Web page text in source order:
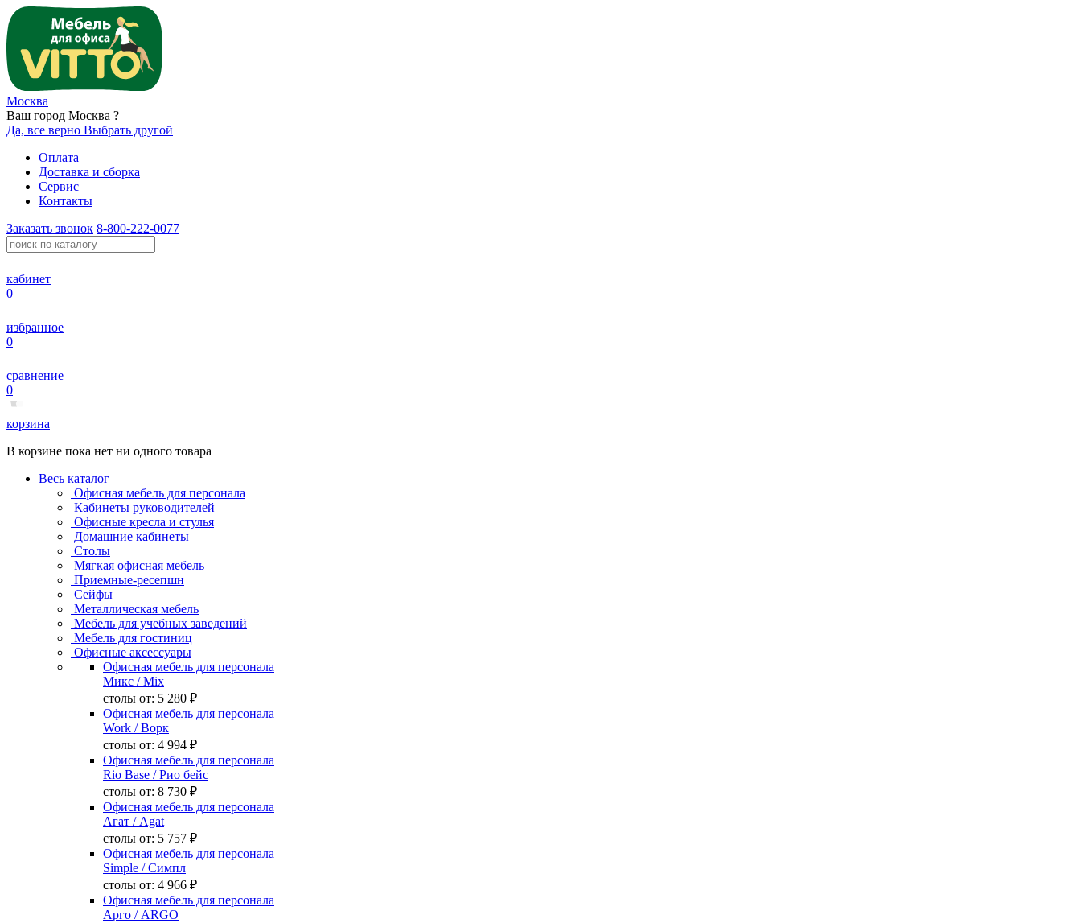
Москва
Ваш город Москва ?
Да, все верно Выбрать другой
Оплата
Доставка и сборка
Сервис
Контакты
Заказать звонок 8-800-222-0077
кабинет
0
избранное
0
сравнение
0
корзина
В корзине пока нет ни одного товара
Весь каталог
Офисная мебель для персонала
Кабинеты руководителей
Офисные кресла и стулья
Домашние кабинеты
Столы
Мягкая офисная мебель
Приемные-ресепшн
Сейфы
Металлическая мебель
Мебель для учебных заведений
Мебель для гостиниц
Офисные аксессуары
Офисная мебель для персонала
Микс / Mix
столы от: 5 280 ₽
Офисная мебель для персонала
Work / Ворк
столы от: 4 994 ₽
Офисная мебель для персонала
Rio Base / Рио бейс
столы от: 8 730 ₽
Офисная мебель для персонала
Агат / Agat
столы от: 5 757 ₽
Офисная мебель для персонала
Simple / Симпл
столы от: 4 966 ₽
Офисная мебель для персонала
Арго / ARGO